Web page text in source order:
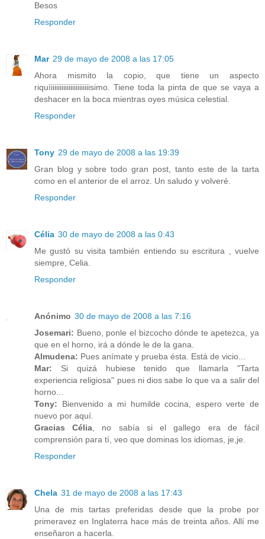
Besos
Responder
Mar 29 de mayo de 2008 a las 17:05
Ahora mismito la copio, que tiene un aspecto
riquíiiiiiiiiiiiiiiiiiiiiiisimo. Tiene toda la pinta de que se vaya a
deshacer en la boca mientras oyes música celestial.
Responder
Tony 29 de mayo de 2008 a las 19:39
Gran blog y sobre todo gran post, tanto este de la tarta
como en el anterior de el arroz. Un saludo y volveré.
Responder
Célia 30 de mayo de 2008 a las 0:43
Me gustó su visita también entiendo su escritura , vuelve
siempre, Celia.
Responder
Anónimo 30 de mayo de 2008 a las 7:16
Josemari: Bueno, ponle el bizcocho dónde te apetezca, ya
que en el horno, irá a dónde le de la gana.
Almudena: Pues anímate y prueba ésta. Está de vicio...
Mar: Si quizá hubiese tenido que llamarla "Tarta
experiencia religiosa" pues ni dios sabe lo que va a salir del
horno...
Tony: Bienvenido a mi humilde cocina, espero verte de
nuevo por aquí.
Gracias Célia, no sabía si el gallego era de fácil
comprensión para tí, veo que dominas los idiomas, je,je.
Responder
Chela 31 de mayo de 2008 a las 17:43
Una de mis tartas preferidas desde que la probe por
primeravez en Inglaterra hace más de treinta años. Allí me
enseñaron a hacerla.